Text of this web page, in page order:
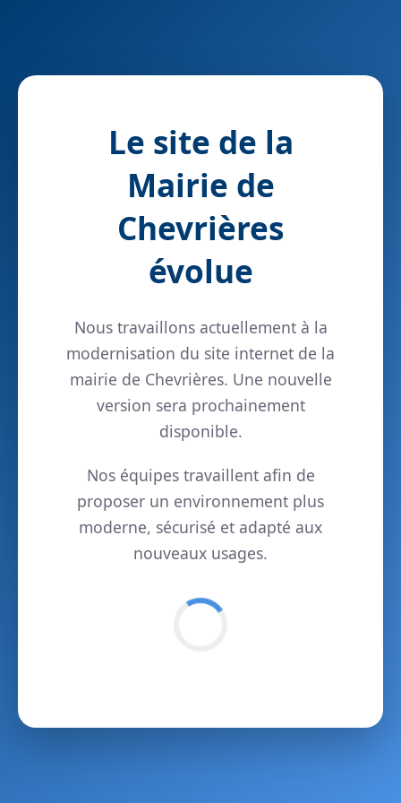
Le site de la
Mairie de
Chevrières
évolue
Nous travaillons actuellement à la
modernisation du site internet de la
mairie de Chevrières. Une nouvelle
version sera prochainement
disponible.
Nos équipes travaillent afin de
proposer un environnement plus
moderne, sécurisé et adapté aux
nouveaux usages.